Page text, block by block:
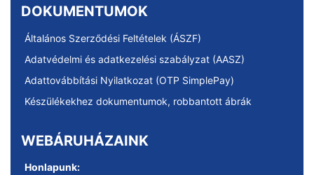
DOKUMENTUMOK
Általános Szerződési Feltételek (ÁSZF)
Adatvédelmi és adatkezelési szabályzat (AASZ)
Adattovábbítási Nyilatkozat (OTP SimplePay)
Készülékekhez dokumentumok, robbantott ábrák
WEBÁRUHÁZAINK
Honlapunk: